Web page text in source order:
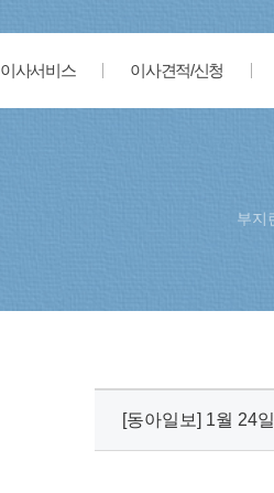
이사서비스 이사견적/신청
부지
[동아일보] 1월 24